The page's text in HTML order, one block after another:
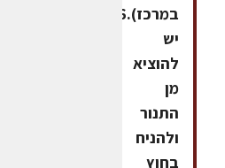
יש
להוציא
מן
התנור
ולהניח
בחוץ